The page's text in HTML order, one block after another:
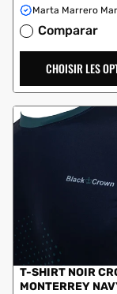
Marta Marrero
Comparar
CHOISIR LES
T-SHIRT NOIR
MONTERREY